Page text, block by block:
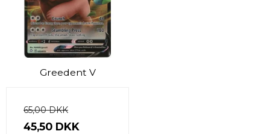
Greedent V
65,00 DKK
45,50 DKK